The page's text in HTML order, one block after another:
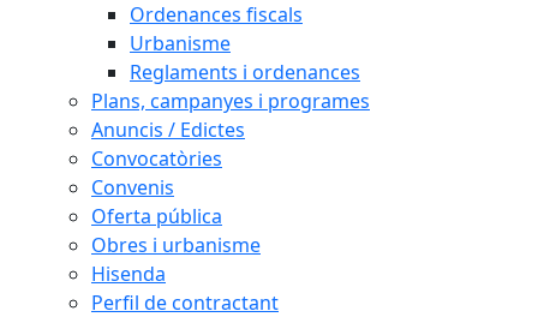
Ordenances fiscals
Urbanisme
Reglaments i ordenances
Plans, campanyes i programes
Anuncis / Edictes
Convocatòries
Convenis
Oferta pública
Obres i urbanisme
Hisenda
Perfil de contractant